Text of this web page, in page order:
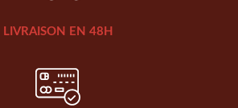
LIVRAISON EN 48H